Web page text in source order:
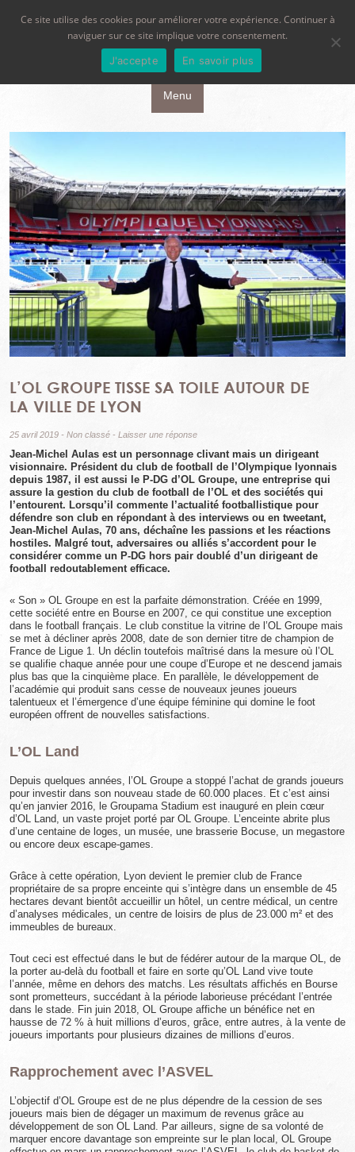
Menu
Aller au contenu principal
L’OL GROUPE TISSE SA TOILE AUTOUR DE
LA VILLE DE LYON
25 avril 2019 - Non classé - Laisser une réponse
Jean-Michel Aulas est un personnage clivant mais un dirigeant
visionnaire. Président du club de football de l’Olympique lyonnais
depuis 1987, il est aussi le P-DG d’OL Groupe, une entreprise qui
assure la gestion du club de football de l’OL et des sociétés qui
l’entourent. Lorsqu’il commente l’actualité footballistique pour
défendre son club en répondant à des interviews ou en tweetant,
Jean-Michel Aulas, 70 ans, déchaîne les passions et les réactions
hostiles. Malgré tout, adversaires ou alliés s’accordent pour le
considérer comme un P-DG hors pair doublé d’un dirigeant de
football redoutablement efficace.
« Son » OL Groupe en est la parfaite démonstration. Créée en 1999,
cette société entre en Bourse en 2007, ce qui constitue une exception
dans le football français. Le club constitue la vitrine de l’OL Groupe mais
se met à décliner après 2008, date de son dernier titre de champion de
France de Ligue 1. Un déclin toutefois maîtrisé dans la mesure où l’OL
se qualifie chaque année pour une coupe d’Europe et ne descend jamais
plus bas que la cinquième place. En parallèle, le développement de
l’académie qui produit sans cesse de nouveaux jeunes joueurs
talentueux et l’émergence d’une équipe féminine qui domine le foot
européen offrent de nouvelles satisfactions.
L’OL Land
Depuis quelques années, l’OL Groupe a stoppé l’achat de grands joueurs
pour investir dans son nouveau stade de 60.000 places. Et c’est ainsi
qu’en janvier 2016, le Groupama Stadium est inauguré en plein cœur
d’OL Land, un vaste projet porté par OL Groupe. L’enceinte abrite plus
d’une centaine de loges, un musée, une brasserie Bocuse, un megastore
ou encore deux escape-games.
Grâce à cette opération, Lyon devient le premier club de France
propriétaire de sa propre enceinte qui s’intègre dans un ensemble de 45
hectares devant bientôt accueillir un hôtel, un centre médical, un centre
d’analyses médicales, un centre de loisirs de plus de 23.000 m² et des
immeubles de bureaux.
Tout ceci est effectué dans le but de fédérer autour de la marque OL, de
la porter au-delà du football et faire en sorte qu’OL Land vive toute
l’année, même en dehors des matchs. Les résultats affichés en Bourse
sont prometteurs, succédant à la période laborieuse précédant l’entrée
dans le stade. Fin juin 2018, OL Groupe affiche un bénéfice net en
hausse de 72 % à huit millions d’euros, grâce, entre autres, à la vente de
joueurs importants pour plusieurs dizaines de millions d’euros.
Rapprochement avec l’ASVEL
L’objectif d’OL Groupe est de ne plus dépendre de la cession de ses
joueurs mais bien de dégager un maximum de revenus grâce au
développement de son OL Land. Par ailleurs, signe de sa volonté de
marquer encore davantage son empreinte sur le plan local, OL Groupe
Ce site utilise des cookies pour améliorer votre expérience. Continuer à
naviguer sur ce site implique votre consentement.
J'accepte En savoir plus